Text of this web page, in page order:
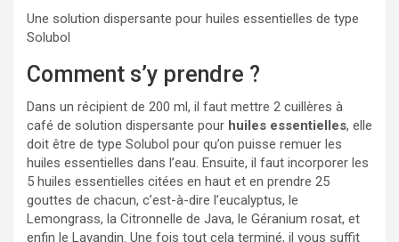
Une solution dispersante pour huiles essentielles de type
Solubol
Comment s’y prendre ?
Dans un récipient de 200 ml, il faut mettre 2 cuillères à
café de solution dispersante pour huiles essentielles, elle
doit être de type Solubol pour qu’on puisse remuer les
huiles essentielles dans l’eau. Ensuite, il faut incorporer les
5 huiles essentielles citées en haut et en prendre 25
gouttes de chacun, c’est-à-dire l’eucalyptus, le
Lemongrass, la Citronnelle de Java, le Géranium rosat, et
enfin le Lavandin. Une fois tout cela terminé, il vous suffit